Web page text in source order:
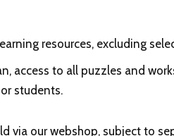
resources, excluding
access to all puzzles and
students.
via our webshop, subject to